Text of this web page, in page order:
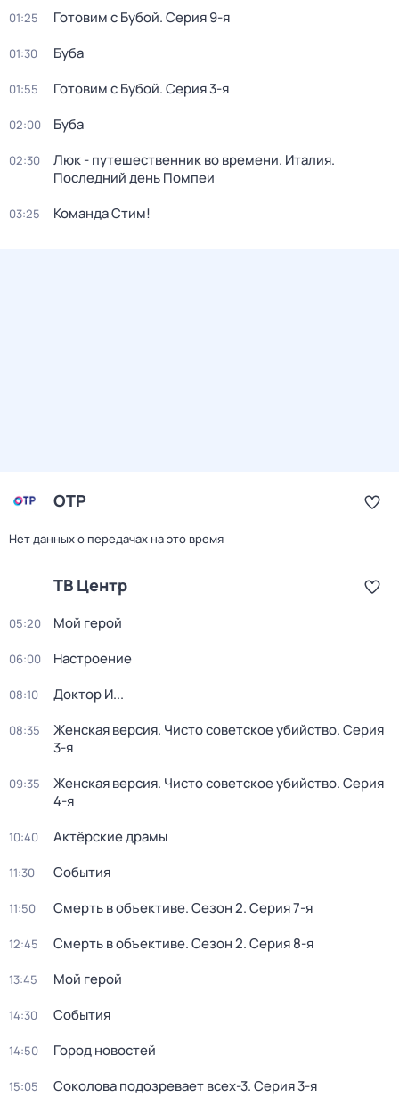
01:25 Готовим с Бубой. Серия 9-я
01:30 Буба
01:55 Готовим с Бубой. Серия 3-я
02:00 Буба
02:30
Люк - путешественник во времени. Италия.
Последний день Помпеи
03:25 Команда Стим!
ОТР
Нет данных о передачах на это время
ТВ Центр
05:20 Мой герой
06:00 Настроение
08:10 Доктор И...
08:35 Женская версия. Чисто советское убийство. Серия
3-я
09:35 Женская версия. Чисто советское убийство. Серия
4-я
10:40 Актёрские драмы
11:30 События
11:50 Смерть в объективе. Сезон 2. Серия 7-я
12:45 Смерть в объективе. Сезон 2. Серия 8-я
13:45 Мой герой
14:30 События
14:50 Город новостей
15:05 Соколова подозревает всех-3. Серия 3-я